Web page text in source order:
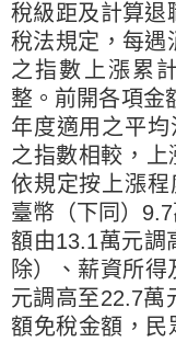
稅級距及計算退
稅法規定，每遇
之指數上漲累
整。前開各項金
年度適用之平
之指數相較，
依規定按上漲
臺幣（下同）
額由13.1萬元調
除）、薪資所
元調高至22.7萬
額免稅金額，